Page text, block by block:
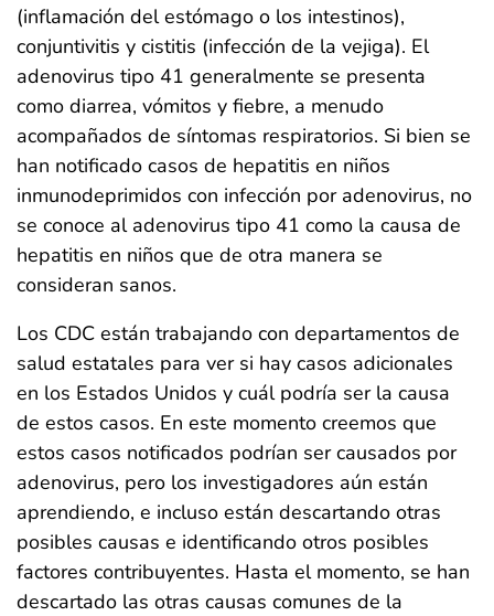
(inflamación del estómago o los intestinos),
conjuntivitis y cistitis (infección de la vejiga). El
adenovirus tipo 41 generalmente se presenta
como diarrea, vómitos y fiebre, a menudo
acompañados de síntomas respiratorios. Si bien se
han notificado casos de hepatitis en niños
inmunodeprimidos con infección por adenovirus, no
se conoce al adenovirus tipo 41 como la causa de
hepatitis en niños que de otra manera se
consideran sanos.
Los CDC están trabajando con departamentos de
salud estatales para ver si hay casos adicionales
en los Estados Unidos y cuál podría ser la causa
de estos casos. En este momento creemos que
estos casos notificados podrían ser causados por
adenovirus, pero los investigadores aún están
aprendiendo, e incluso están descartando otras
posibles causas e identificando otros posibles
factores contribuyentes. Hasta el momento, se han
descartado las otras causas comunes de la